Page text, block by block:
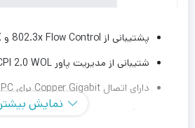
پشتیبانی از 802.3x Flow Control و MDI/MDIX
شتیبانی از مدیریت پاور ACPI 2.0 WOL
دارای اتصال Copper Gigabit برای PC
نمایش بیشتر